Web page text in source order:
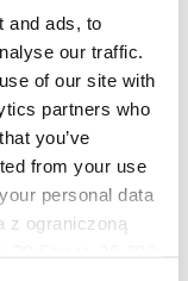
and ads, to
our traffic.
of our site with
partners who
you’ve
from your use
personal data
z ograniczoną
garanciák